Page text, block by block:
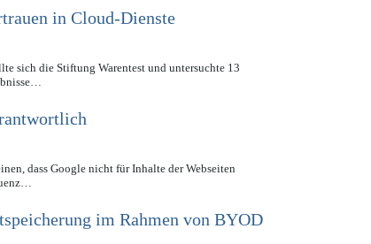
in Cloud-Dienste
sich die Stiftung Warentest und untersuchte 13
dass Google nicht für Inhalte der Webseiten
im Rahmen von BYOD